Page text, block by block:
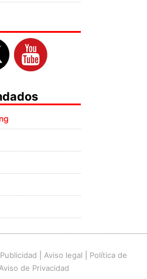
Publicidad Aviso legal
Política de
Aviso de Privacidad